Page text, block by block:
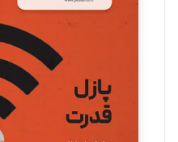
مینا پاکدل
یسنا امان‌پور
تحریریه